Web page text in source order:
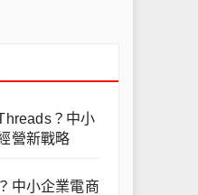
？中小
營新戰略
中小企業電商